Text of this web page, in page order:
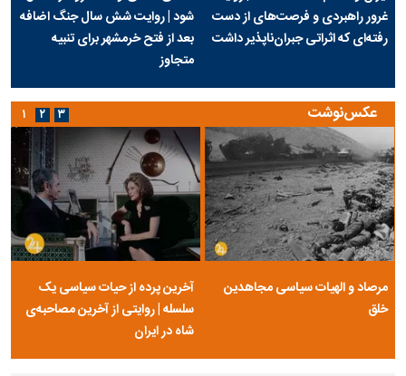
غرور راهبردی و فرصت‌های از دست
رفته‌ای که اثراتی جبران‌ناپذیر داشت
شود | روایت شش سال جنگ اضافه
بعد از فتح خرمشهر برای تنبیه
متجاوز
عکس‌نوشت
مرصاد و الهیات سیاسی مجاهدین
خلق
آخرین پرده از حیات سیاسی یک
سلسله | روایتی از آخرین مصاحبه‌ی
شاه در ایران
۱ ۲ ۳